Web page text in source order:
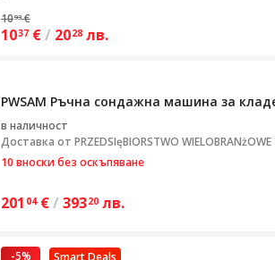
1093 €
1037 €/ 2028 лв.
PWSAM Ръчна сондажна машина за
в наличност
Доставка от PRZEDSIęBIORSTWO
10 вноски без оскъпяване
201 04 €/ 39320 лв.
Smart Deals
-5%